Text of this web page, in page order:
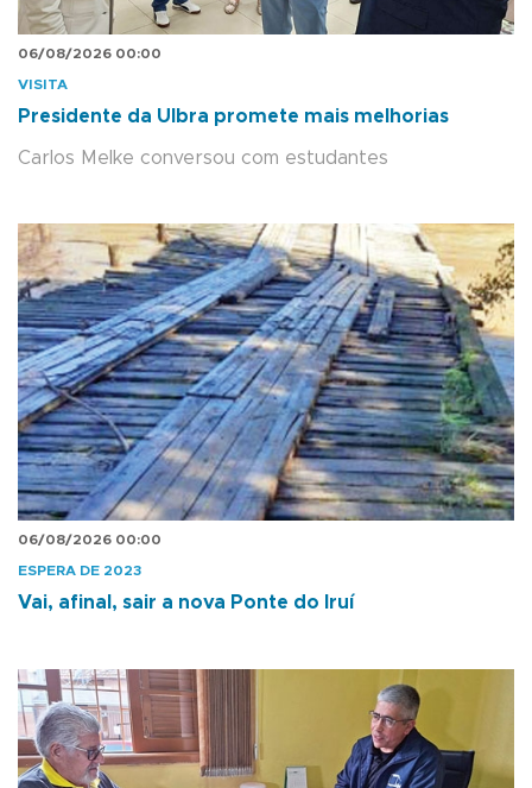
06/08/2026 00:00
VISITA
Presidente da Ulbra promete mais melhorias
Carlos Melke conversou com estudantes
06/08/2026 00:00
ESPERA DE 2023
Vai, afinal, sair a nova Ponte do Iruí